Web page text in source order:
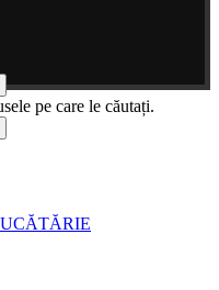
pe care le căutați.